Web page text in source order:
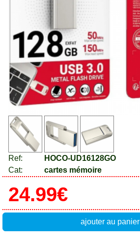
Ref:
HOCO-UD16128GO
Cat:
cartes mémoire
24.99€
ajouter au panier